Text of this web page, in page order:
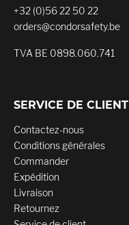
+32 (0)56 22 50 22
orders@condorsafety.be
TVA BE 0898.060.741
SERVICE DE CLIENT
Contactez-nous
Conditions générales
Commander
Expédition
Livraison
Retournez